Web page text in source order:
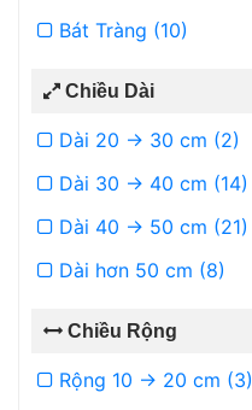
Bát Tràng (10)
Chiều Dài
Dài 20 -> 30 cm (2)
Dài 30 -> 40 cm (14)
Dài 40 -> 50 cm (21)
Dài hơn 50 cm (8)
Chiều Rộng
Rộng 10 -> 20 cm (3)